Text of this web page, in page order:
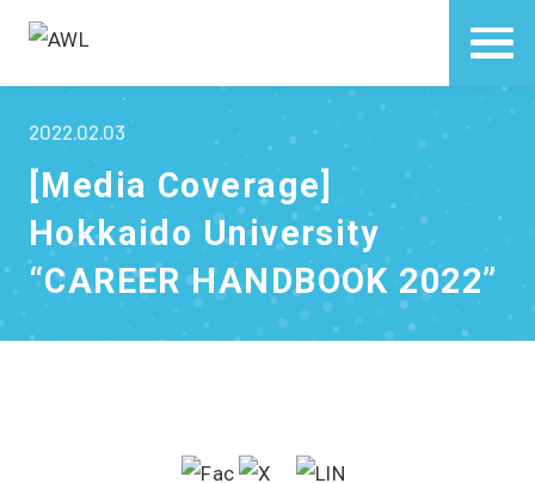
2022.02.03
[Media Coverage]
Hokkaido University
“CAREER HANDBOOK 2022”